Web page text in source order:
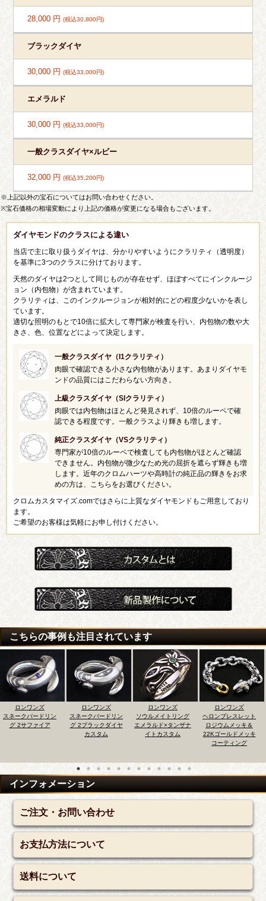
28,000 円(税込30,800円)
ブラックダイヤ
30,000 円(税込33,000円)
エメラルド
30,000 円(税込33,000円)
一般クラスダイヤ×ルビー
32,000 円(税込35,200円)
※上記以外の宝石についてはお問い合わせください。
※宝石価格の相場変動により上記の価格が変更になる場合もございます。
ダイヤモンドのクラスによる違い
当店で主に取り扱うダイヤは、分かりやすいようにクラリティ（透明度）
を基準に3つのクラスに分けております。
天然のダイヤは2つとして同じものが存在せず、ほぼすべてにインクルージ
ョン（内包物）が含まれています。
クラリティは、このインクルージョンが相対的にどの程度少ないかを表し
ています。
適切な照明のもとで10倍に拡大して専門家が検査を行い、内包物の数や大
きさ、色、位置などによって決定します。
一般クラスダイヤ（I1クラリティ）
肉眼で確認できる小さな内包物があります。あまりダイヤモ
ンドの品質にはこだわらない方向き。
上級クラスダイヤ（SIクラリティ）
肉眼では内包物はほとんど発見されず、10倍のルーペで確
認できる程度です。一般クラスより輝きも増します。
純正クラスダイヤ（VSクラリティ）
専門家が10倍のルーペで検査しても内包物がほとんど確認
できません。内包物が微少なため光の屈折を遮らず輝きも増
します。近年のクロムハーツや高時計の純正品の輝きをお求
めの方は、こちらをお選びください。
クロムカスタマイズ.comではさらに上質なダイヤモンドもご用意しており
ます。
ご希望のお客様は気軽にお申し付けください。
こちらの事例も注目されています
ロンワンズ
スネークバードリン
グ 2ブラックダイヤ
ロンワンズ
ソウルメイトリング
エメラルド×タンザナ
イトカスタム
ロンワンズ
ヘロンブレスレット
ロジウムメッキ＆
22Kゴールドメッキ
ロンワンズ
2クレーンベルペンダ
ント 22Kゴールドメ
ッキコーティング
インフォメーション
ご注文・お問い合わせ
お支払方法について
送料について